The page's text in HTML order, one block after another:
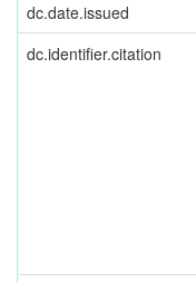
dc.date.issued
dc.identifier.citation